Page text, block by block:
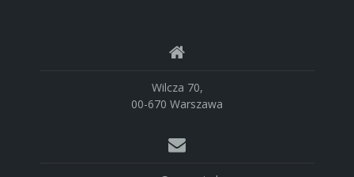
Wilcza 70,
00-670 Warszawa